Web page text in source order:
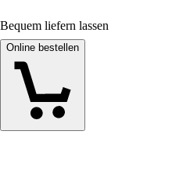
Bequem liefern lassen
Online bestellen